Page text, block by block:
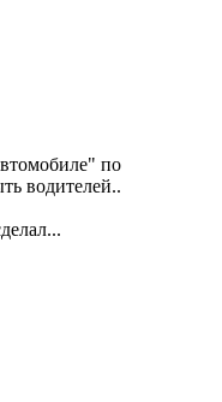
по
водителей..